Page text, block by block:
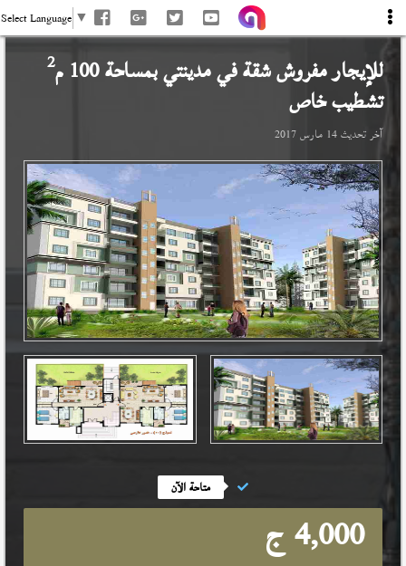
Select Language ▼
للإيجار مفروش شقة فيمدينتيبمساحة 100 م 2
تشطيب خاص
آخر تحديث14 مارس 2017
متاحة الآن
4,000 ج